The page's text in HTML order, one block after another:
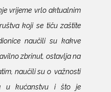
vrijeme vrlo aktualnim
koji se tiču zaštite
naučili su kakve
zbrinut, ostavlja na
naučili su o važnosti
u kućanstvu i što je